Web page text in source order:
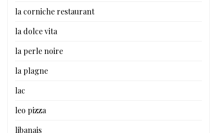
la corniche restaurant
la dolce vita
la perle noire
la plagne
lac
leo pizza
libanais